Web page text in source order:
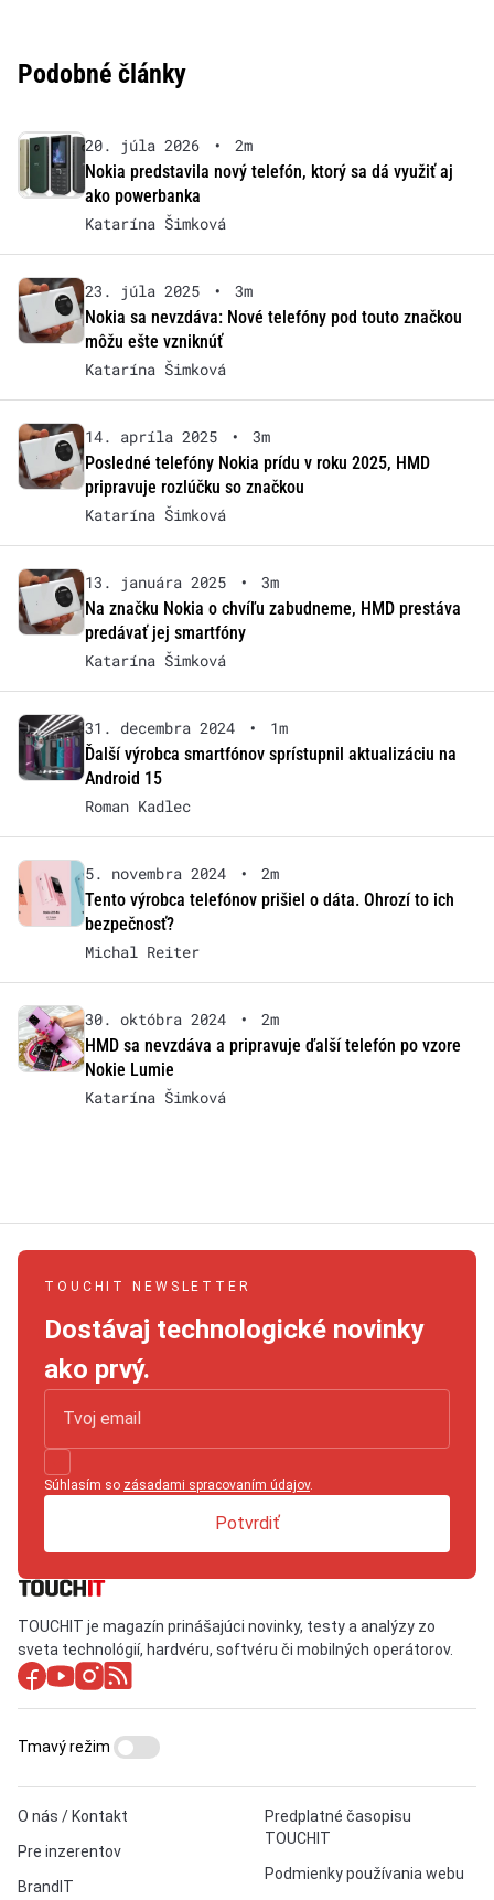
Podobné články
20. júla 2026 •
2m
Nokia predstavila nový telefón, ktorý sa dá využiť aj
ako powerbanka
Katarína Šimková
23. júla 2025 •
3m
Nokia sa nevzdáva: Nové telefóny pod touto značkou
môžu ešte vzniknúť
Katarína Šimková
14. apríla 2025 •
3m
Posledné telefóny Nokia prídu v roku 2025, HMD
pripravuje rozlúčku so značkou
Katarína Šimková
13. januára 2025 •
3m
Na značku Nokia o chvíľu zabudneme, HMD prestáva
predávať jej smartfóny
Katarína Šimková
31. decembra 2024 •
1m
Ďalší výrobca smartfónov sprístupnil aktualizáciu na
Android 15
Roman Kadlec
5. novembra 2024 •
2m
Tento výrobca telefónov prišiel o dáta. Ohrozí to ich
bezpečnosť?
Michal Reiter
30. októbra 2024 •
2m
HMD sa nevzdáva a pripravuje ďalší telefón po vzore
Nokie Lumie
Katarína Šimková
TOUCHIT NEWSLETTER
Dostávaj technologické novinky
ako prvý.
Súhlasím so zásadami spracovaním údajov.
Potvrdiť
TOUCHIT je magazín prinášajúci novinky, testy a analýzy zo
sveta technológií, hardvéru, softvéru či mobilných operátorov.
O nás / Kontakt
Pre inzerentov
BrandIT
Predplatné časopisu
TOUCHIT
Podmienky používania webu
Tmavý režim